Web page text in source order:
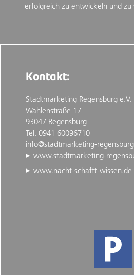
erfolgreich zu entwickeln und
Kontakt:
Stadtmarketing Regensburg e.V.
Wahlenstraße 17
93047 Regensburg
Tel. 0941 60096710
info@stadtmarketing-
www.stadtmarketing-
www.nacht-schafft-wissen.de